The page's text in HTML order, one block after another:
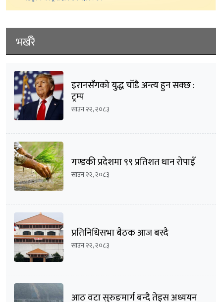
भर्खरै
इरानसँगको युद्ध चाँडै अन्त्य हुन सक्छ :
ट्रम्प
साउन २२, २०८३
गण्डकी प्रदेशमा ९९ प्रतिशत धान रोपाइँ
साउन २२, २०८३
प्रतिनिधिसभा बैठक आज बस्दै
साउन २२, २०८३
आठ वटा सुरुङमार्ग बन्दै तेइस अध्ययन